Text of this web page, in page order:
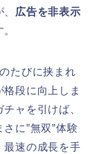
広告を非表示
たびに挟まれ
段に向上しま
ャを引けば、
に”無双”体験
最速の成長を手